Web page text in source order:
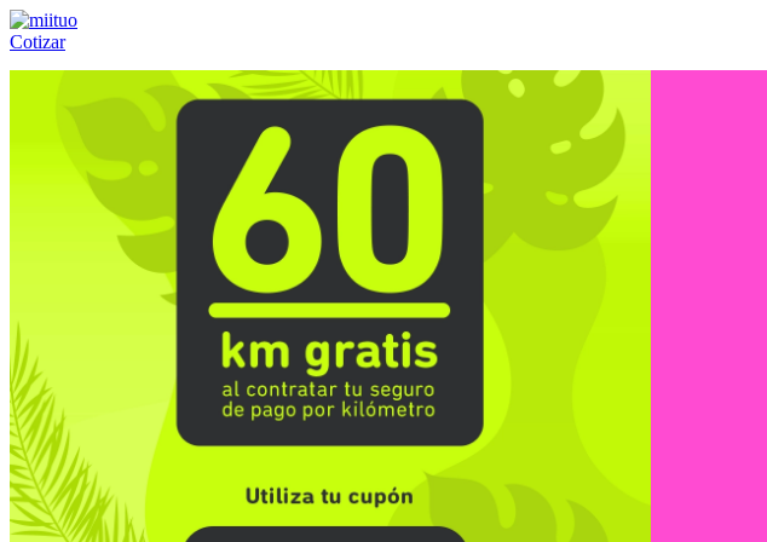
Cotizar
(55) 84-21-05-00ó800-953-00-59